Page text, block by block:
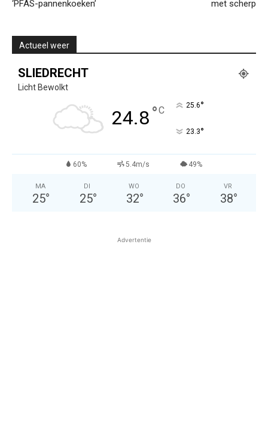
‘PFAS-pannenkoeken’
met scherp
Actueel weer
SLIEDRECHT
Licht Bewolkt
24.8°C 25.6°
23.3°
60% 5.4m/s 49%
MA
25°
DI
25°
WO
32°
DO
36°
VR
38°
Advertentie